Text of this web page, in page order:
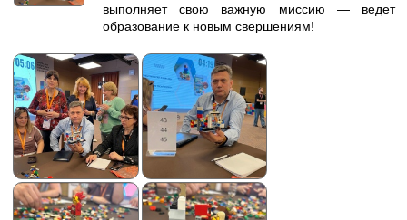
выполняет свою важную миссию — ведет
образование к новым свершениям!